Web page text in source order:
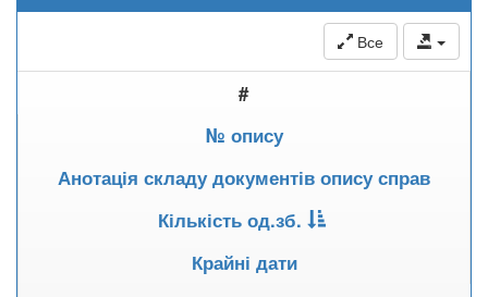
Все
#
№ опису
Анотація складу документів опису справ
Кількість од.зб.
Крайні дати